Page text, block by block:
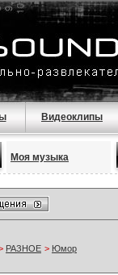
Видеоклипы
Моя музыка
РАЗНОЕ > Юмор